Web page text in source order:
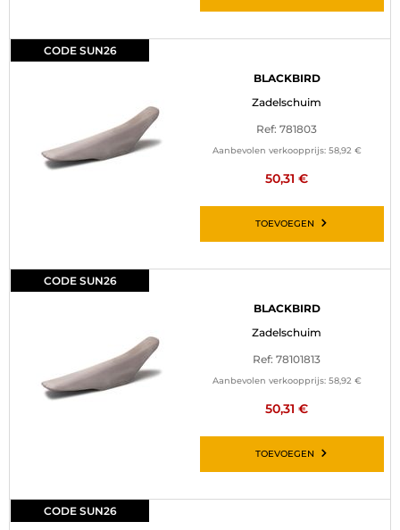
CODE SUN26
BLACKBIRD
Zadelschuim
Ref: 781803
Aanbevolen verkoopprijs: 58,92 €
50,31 €
TOEVOEGEN
CODE SUN26
BLACKBIRD
Zadelschuim
Ref: 78101813
Aanbevolen verkoopprijs: 58,92 €
50,31 €
TOEVOEGEN
CODE SUN26